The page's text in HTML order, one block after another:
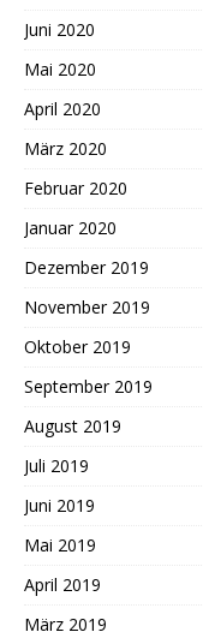
Juni 2020
Mai 2020
April 2020
März 2020
Februar 2020
Januar 2020
Dezember 2019
November 2019
Oktober 2019
September 2019
August 2019
Juli 2019
Juni 2019
Mai 2019
April 2019
März 2019